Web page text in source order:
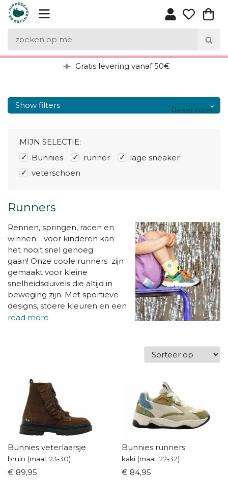
Gratis levering vanaf 50€
Show filters
Runners
Rennen, springen, racen en
winnen… voor kinderen kan
het nooit snel genoeg
gaan! Onze coole runners zijn
gemaakt voor kleine
snelheidsduivels die altijd in
beweging zijn. Met sportieve
designs, stoere kleuren en een
perfecte pasvorm voelen
met oog voor ondersteuning
en gezonde groeiende
voeten.
Voor school,
speelplaats of het volgende
race-avontuur: met een paar
altijd een stap voor!
MIJN SELECTIE:
Bunnies
runner
lage sneaker
veterschoen
Reset filters
Bunnies veterlaarsje
bruin (maat 23-30)
€ 89,95
Bunnies runners
kaki (maat 22-32)
€ 84,95